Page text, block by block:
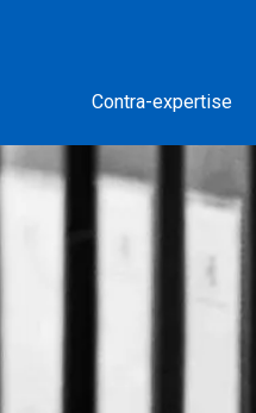
Contra-expertise